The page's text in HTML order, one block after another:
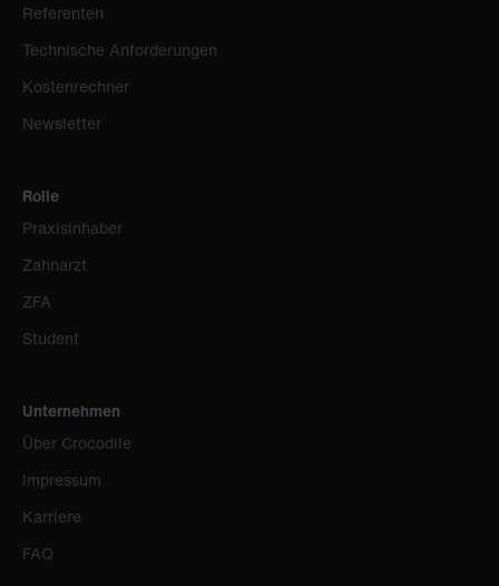
Referenten
Technische Anforderungen
Kostenrechner
Newsletter
Rolle
Praxisinhaber
Zahnarzt
ZFA
Student
Unternehmen
Über Crocodile
Impressum
Karriere
FAQ